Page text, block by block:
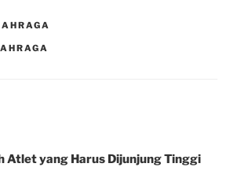
Atlet yang Harus Dijunjung Tinggi